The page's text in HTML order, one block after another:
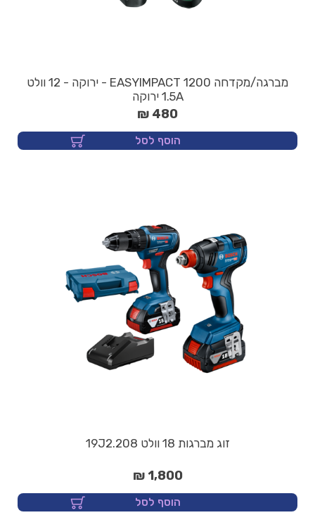
מברגה/מקדחה 1200 EASYIMPACT - ירוקה - 12 וולט
1.5A ירוקה
480 ₪
הוסף לסל
זוג מברגות 18 וולט 19J2.208
1,800 ₪
הוסף לסל